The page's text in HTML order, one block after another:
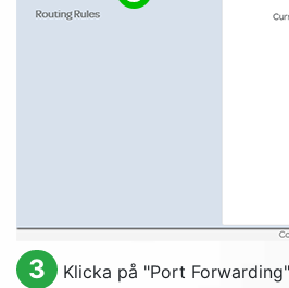
3 Klicka på "Port Forwarding"